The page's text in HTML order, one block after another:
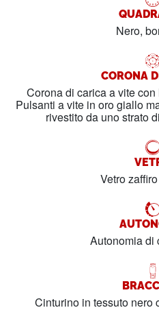
Nero,
CORONA
Corona di carica a vite
Pulsanti a vite in oro giallo
rivestito da uno strato
Vetro
Autonomia di
Cinturino in tessuto nero